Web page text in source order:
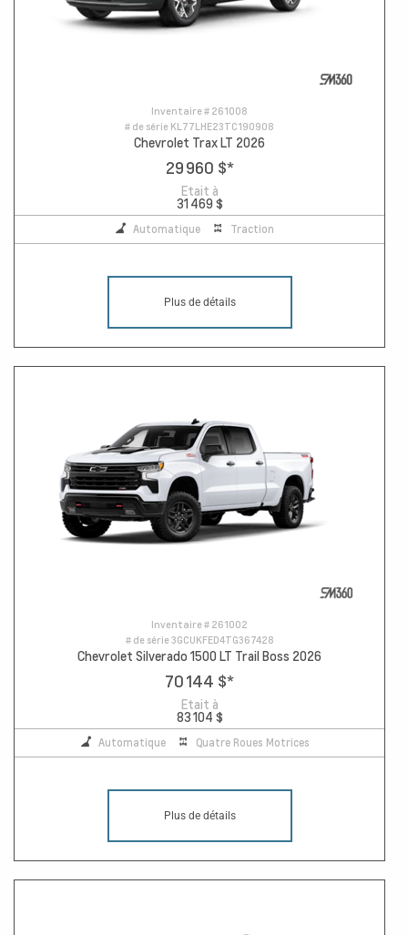
Inventaire # 261008
# de série KL77LHE23TC190908
Chevrolet Trax LT 2026
29 960 $*
Etait à
31 469 $
Automatique Traction
Plus de détails
Inventaire # 261002
# de série3GCUKFED4TG367428
Chevrolet Silverado 1500 LT Trail Boss 2026
70 144 $*
Etait à
83 104 $
Automatique Quatre Roues Motrices
Plus de détails